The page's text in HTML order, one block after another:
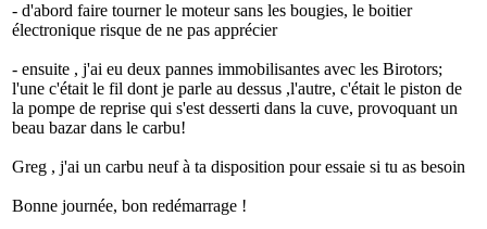
- d'abord faire tourner le moteur sans les bougies, le boitier
électronique risque de ne pas apprécier
- ensuite , j'ai eu deux pannes immobilisantes avec les Birotors;
l'une c'était le fil dont je parle au dessus ,l'autre, c'était le piston de
la pompe de reprise qui s'est desserti dans la cuve, provoquant un
beau bazar dans le carbu!
Greg , j'ai un carbu neuf à ta disposition pour essaie si tu as besoin
Bonne journée, bon redémarrage !